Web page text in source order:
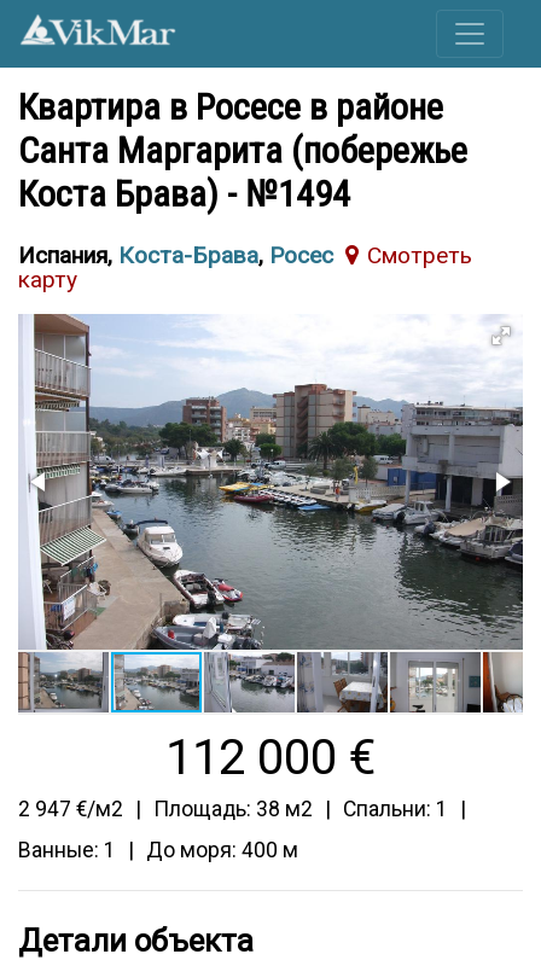
Квартира в Росесе в районе
Санта Маргарита (побережье
Коста Брава) - №1494
Испания, Коста-Брава, Росес
Cмотреть
карту
112 000 €
2 947 €/м2 Площадь: 38 м2
Спальни: 1
Ванные: 1
До моря: 400 м
Детали объекта